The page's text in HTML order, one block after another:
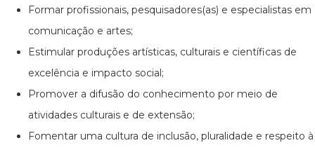
Formar profissionais, pesquisadores(as) e especialistas em
comunicação e artes;
Estimular produções artísticas, culturais e científicas de
excelência e impacto social;
Promover a difusão do conhecimento por meio de
atividades culturais e de extensão;
Fomentar uma cultura de inclusão, pluralidade e respeito à